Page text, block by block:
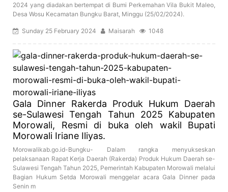
2024 yang diadakan bertempat di Bumi Perkemahan Vila Bukit Maleo,
Desa Wosu Kecamatan Bungku Barat, Minggu (25/02/2024).
Sunday 25 February 2024 Maisarah 1048
Gala Dinner Rakerda Produk Hukum Daerah
se-Sulawesi Tengah Tahun 2025 Kabupaten
Morowali, Resmi di buka oleh wakil Bupati
Morowali Iriane Iliyas.
Morowalikab.go.id-Bungku- Dalam rangka menyukseskan
pelaksanaan Rapat Kerja Daerah (Rakerda) Produk Hukum Daerah se-
Sulawesi Tengah Tahun 2025, Pemerintah Kabupaten Morowali melalui
Bagian Hukum Setda Morowali menggelar acara Gala Dinner pada
Senin m